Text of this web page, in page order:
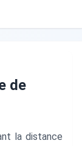
de
la distance